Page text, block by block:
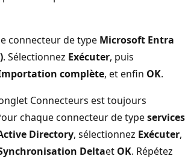
connecteur de type Microsoft Entra
. Sélectionnez Exécuter, puis
complète, et enfin OK.
Connecteurs est toujours
chaque connecteur de typeservices
Directory, sélectionnez Exécuter,
Deltaet OK. Répétez